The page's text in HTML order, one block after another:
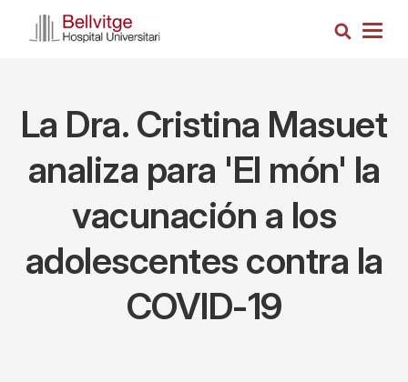
Busca
La Dra. Cristina Masuet
analiza para 'El món' la
vacunación a los
adolescentes contra la
COVID-19